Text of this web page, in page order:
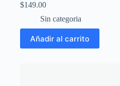
$149.00
Sin categoria
Añadir al carrito